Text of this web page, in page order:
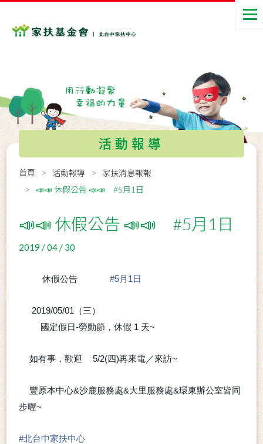
活動報導
首頁 活動報導
家扶消息報報
📣📣 休假公告 📣📣 #5月1日
📣📣 休假公告 📣📣 #5月1日
2019 / 04 / 30
休假公告 #5月1日
2019/05/01（三）
國定假日-勞動節，休假 1 天~
⭕如有事，歡迎 5/2(四)再來電／來訪~
豐原本中心&沙鹿服務處&大里服務處&環東辦公室皆同
步喔~
#北台中家扶中心